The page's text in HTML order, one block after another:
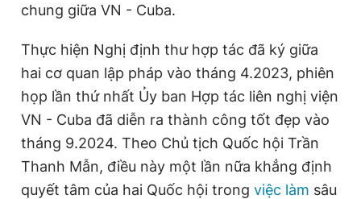
chung giữa VN - Cuba.
Thực hiện Nghị định thư hợp tác đã ký giữa
hai cơ quan lập pháp vào tháng 4.2023, phiên
họp lần thứ nhất Ủy ban Hợp tác liên nghị viện
VN - Cuba đã diễn ra thành công tốt đẹp vào
tháng 9.2024. Theo Chủ tịch Quốc hội Trần
Thanh Mẫn, điều này một lần nữa khẳng định
quyết tâm của hai Quốc hội trong việc làm sâu